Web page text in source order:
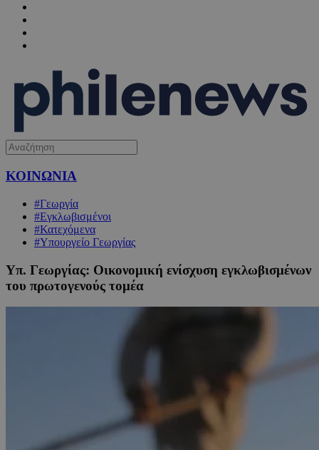
ΚΟΙΝΩΝΙΑ
#Γεωργία
#Εγκλωβισμένοι
#Κατεχόμενα
#Υπουργείο Γεωργίας
Υπ. Γεωργίας: Οικονομική ενίσχυση εγκλωβισμένων
του πρωτογενούς τομέα